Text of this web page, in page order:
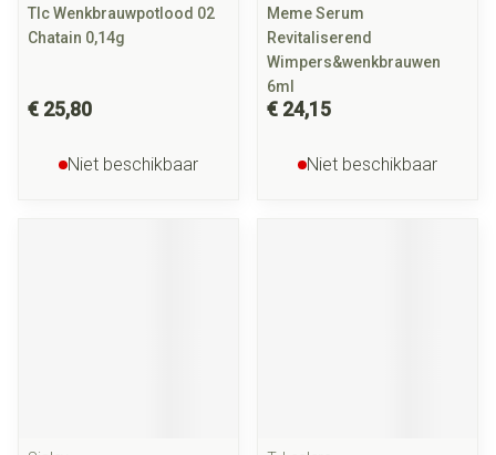
Tlc Wenkbrauwpotlood 02
Chatain 0,14g
€ 25,80
Niet beschikbaar
Meme Serum
Revitaliserend
Wimpers&wenkbrauwen
6ml
€ 24,15
Niet beschikbaar